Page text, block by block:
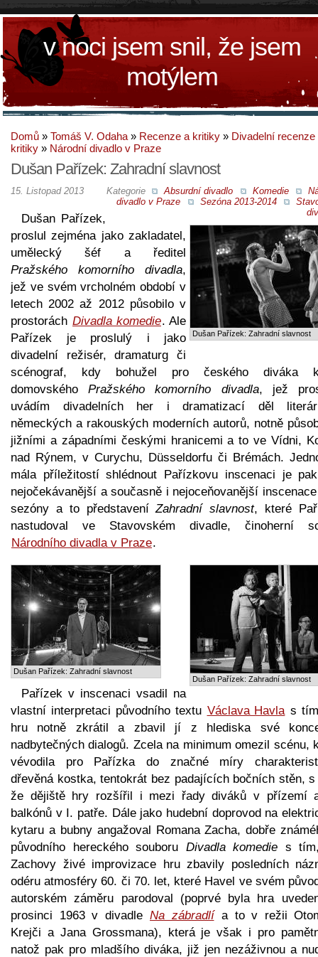
v noci jsem snil, že jsem
motýlem
Domů » Tomáš V. Odaha » Recenze a kritiky » Divadelní recenze
kritiky » Národní divadlo v Praze
Dušan Pařízek: Zahradní slavnost
Kategorie Absurdní divadlo Komedie
divadlo v Praze
Sezóna 2013-2014
15. Listopad 2013
Dušan Pařízek: Zahradní slavnost
Dušan Pařízek,
proslul zejména jako zakladatel,
umělecký šéf a ředitel
Pražského komorního divadla,
jež ve svém vrcholném období v
letech 2002 až 2012 působilo v
prostorách Divadla komedie. Ale
Pařízek je proslulý i jako
divadelní režisér, dramaturg či
scénograf, kdy bohužel pro českého diváka
domovskéhoPražského komorního divadla, jež
uvádím divadelních her i dramatizací děl
německých a rakouských moderních autorů, notně
jižními a západními českými hranicemi a to ve Vídni,
nad Rýnem, v Curychu, Düsseldorfu či Brémách.
mála příležitostí shlédnout Pařízkovu inscenaci je
nejočekávanější a současně i nejoceňovanější
sezóny a to představeníZahradní slavnost, které
nastudoval ve Stavovském divadle, činoherní
Národního divadla v Praze.
Dušan Pařízek: Zahradní slavnost
Dušan Pařízek: Zahradní slavnost
Pařízek v inscenaci vsadil na
vlastní interpretaci původního textu Václava Havla s
hru notně zkrátil a zbavil jí z hlediska své
nadbytečných dialogů. Zcela na minimum omezil scénu,
vévodila pro Pařízka do značné míry
dřevěná kostka, tentokrát bez padajících bočních stěn,
že dějiště hry rozšířil i mezi řady diváků v přízemí
balkónů v I. patře. Dále jako hudební doprovod na
kytaru a bubny angažoval Romana Zacha, dobře
původního hereckého souboru Divadla komedie s
Zachovy živé improvizace hru zbavily posledních
odéru atmosféry 60. či 70. let, které Havel ve svém
autorském záměru parodoval (poprvé byla hra
prosinci 1963 v divadle Na zábradlía to v režii
Krejči a Jana Grossmana), která je však i pro
natož pak pro mladšího diváka, již jen nezáživnou a